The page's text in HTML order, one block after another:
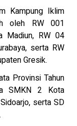
Kampung Iklim
oleh RW 001
Madiun, RW 04
serta RW
Gresik.
Provinsi Tahun
SMKN 2 Kota
serta SD